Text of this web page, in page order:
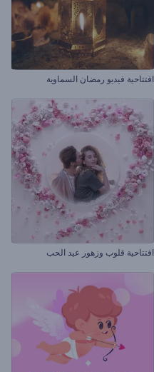
افتتاحية فيديو رمضان السماوية
افتتاحية قلوب وزهور عيد الحب